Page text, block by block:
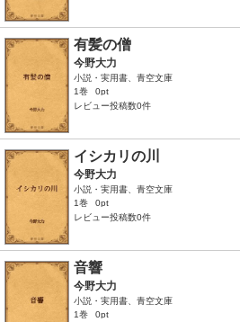
有髪の僧
今野大力
小説・実用書、青空文庫
1巻
0pt
レビュー投稿数0件
イシカリの川
今野大力
小説・実用書、青空文庫
1巻
0pt
レビュー投稿数0件
音響
今野大力
小説・実用書、青空文庫
1巻
0pt